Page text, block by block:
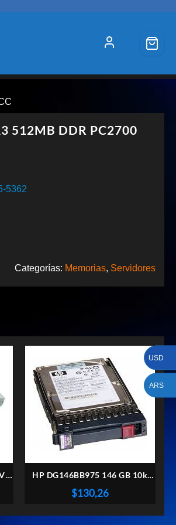
512MB DDR PC2700
5362
Categorías: Memorias, Servidores
HP DG146BB975 146 GB 10k
SAS
$130,26
USD
ARS